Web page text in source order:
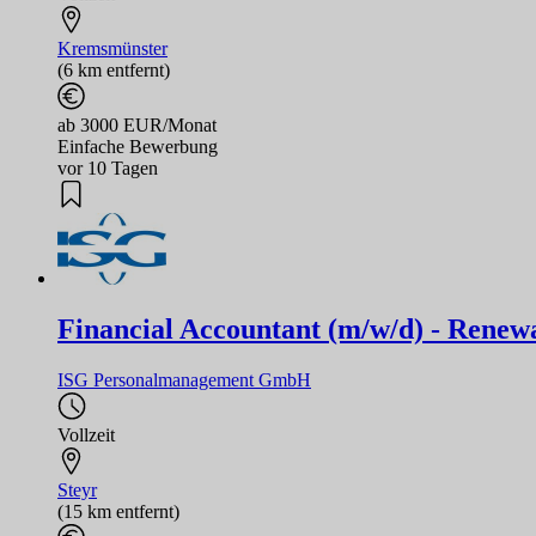
Kremsmünster
(6 km entfernt)
ab 3000 EUR/Monat
Einfache Bewerbung
vor 10 Tagen
Financial Accountant (m/w/d) -
ISG Personalmanagement GmbH
Vollzeit
Steyr
(15 km entfernt)